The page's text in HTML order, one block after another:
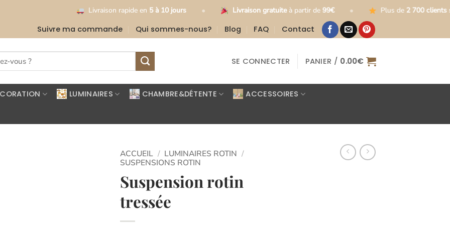
Livraison rapide en5 à 10 jours • Livraison gratuiteà partir de99€ • Plus de 2 700 clients satisfaits •
Suivre ma commande Qui sommes-nous? Blog FAQ Contact
SE CONNECTER PANIER / 0.00€
LUMINAIRES CHAMBRE&DÉTENTE
ACCESSOIRES
ACCUEIL / LUMINAIRES ROTIN /
SUSPENSIONS ROTIN
Suspension rotin
tressée